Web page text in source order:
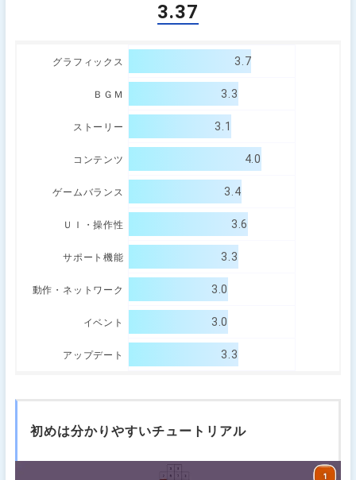
3.37
グラフィックス 3.7
ＢＧＭ 3.3
ストーリー 3.1
コンテンツ 4.0
ゲームバランス 3.4
ＵＩ・操作性 3.6
サポート機能 3.3
動作・ネットワーク 3.0
イベント 3.0
アップデート 3.3
初めは分かりやすいチュートリアル